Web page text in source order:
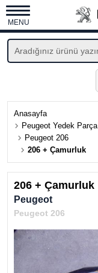
MENU
Anasayfa
Peugeot Yedek Parça
Peugeot 206
206 + Çamurluk
206 + Çamurluk
Peugeot
Peugeot 206